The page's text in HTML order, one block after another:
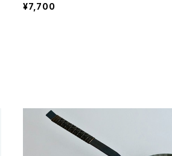
¥7,700